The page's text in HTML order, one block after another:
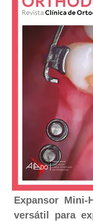
Expansor Mini-
versátil para